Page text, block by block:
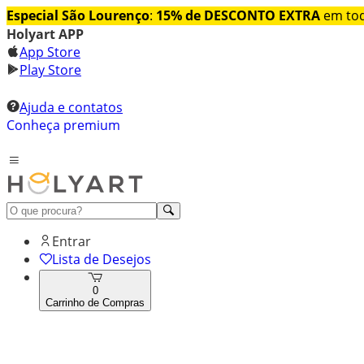
Especial São Lourenço: 15% de DESCONTO EXTRA em
Holyart APP
App Store
Play Store
Ajuda e contatos
Conheça premium
Entrar
Lista de Desejos
0
Carrinho de Compras